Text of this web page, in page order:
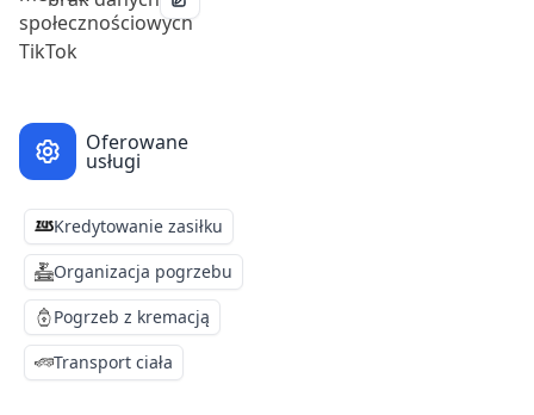
Oferowane
usługi
Kredytowanie zasiłku
Organizacja pogrzebu
Pogrzeb z kremacją
Transport ciała